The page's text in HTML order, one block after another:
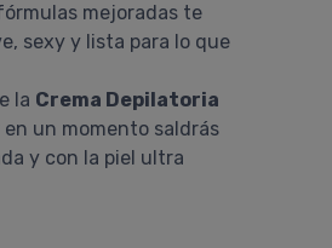
mejoradas te
sexy y lista para lo que
la Crema Depilatoria
un momento saldrás
y con la piel ultra